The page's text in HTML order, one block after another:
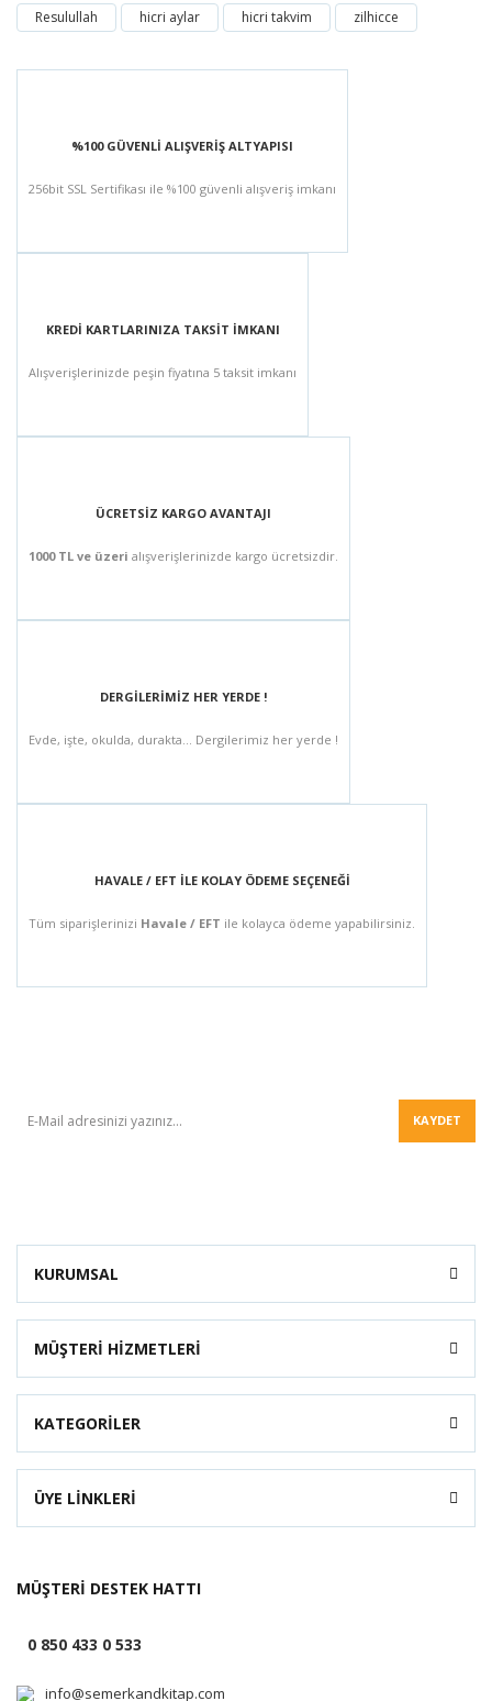
Resulullah
hicri aylar hicri takvim zilhicce
%100 GÜVENLİ ALIŞVERİŞ ALTYAPISI
256bit SSL Sertifikası ile %100 güvenli alışveriş imkanı
KREDİ KARTLARINIZA TAKSİT İMKANI
Alışverişlerinizde peşin fiyatına 5 taksit imkanı
ÜCRETSİZ KARGO AVANTAJI
1000 TL ve üzeri alışverişlerinizde kargo ücretsizdir.
DERGİLERİMİZ HER YERDE !
Evde, işte, okulda, durakta... Dergilerimiz her yerde !
HAVALE / EFT İLE KOLAY ÖDEME SEÇENEĞİ
Tüm siparişlerinizi Havale / EFT ile kolayca ödeme yapabilirsiniz.
KAYDET
KURUMSAL
MÜŞTERİ HİZMETLERİ
KATEGORİLER
ÜYE LİNKLERİ
MÜŞTERİ DESTEK HATTI
0 850 433 0 533
info@semerkandkitap.com